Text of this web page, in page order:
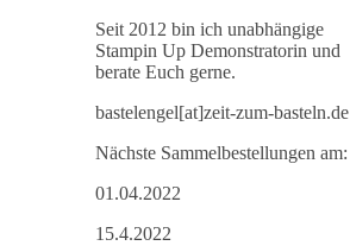
Seit 2012 bin ich unabhängige
Stampin Up Demonstratorin und
berate Euch gerne.
bastelengel[at]zeit-zum-basteln.de
Nächste Sammelbestellungen am:
01.04.2022
15.4.2022